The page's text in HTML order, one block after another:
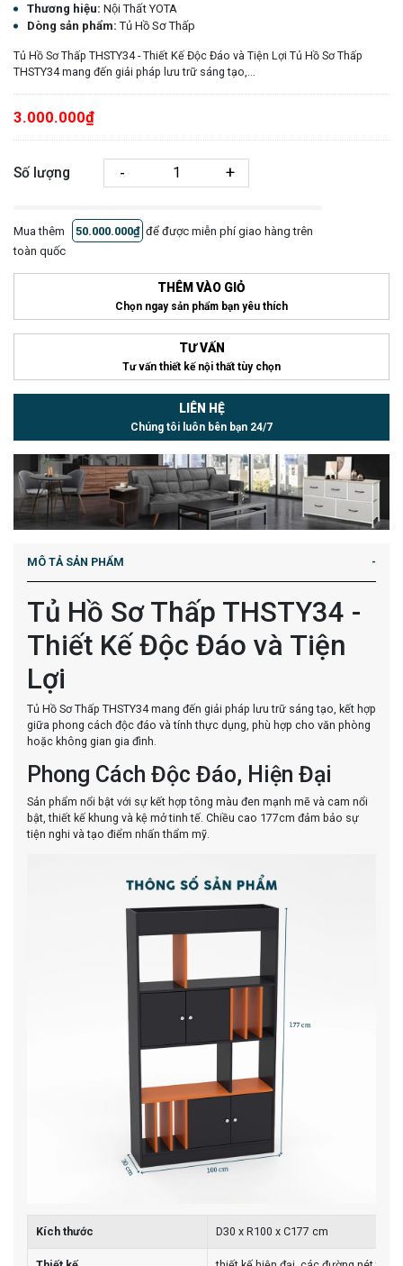
Thương hiệu: Nội Thất YOTA
Dòng sản phẩm:Tủ Hồ Sơ Thấp
Tủ Hồ Sơ Thấp THSTY34 - Thiết Kế Độc Đáo và Tiện Lợi Tủ Hồ Sơ Thấp
THSTY34 mang đến giải pháp lưu trữ sáng tạo,...
3.000.000₫
Số lượng - +
Mua thêm 50.000.000₫ để được miễn phí giao hàng trên
toàn quốc
THÊM VÀO GIỎ
Chọn ngay sản phẩm bạn yêu thích
TƯ VẤN
Tư vấn thiết kế nội thất tùy chọn
LIÊN HỆ
Chúng tôi luôn bên bạn 24/7
MÔ TẢ SẢN PHẨM
Tủ Hồ Sơ Thấp THSTY34 -
Thiết Kế Độc Đáo và Tiện
Lợi
Tủ Hồ Sơ Thấp THSTY34 mang đến giải pháp lưu trữ sáng tạo, kết hợp
giữa phong cách độc đáo và tính thực dụng, phù hợp cho văn phòng
hoặc không gian gia đình.
Phong Cách Độc Đáo, Hiện Đại
Sản phẩm nổi bật với sự kết hợp tông màu đen mạnh mẽ và cam nổi
bật, thiết kế khung và kệ mở tinh tế. Chiều cao 177cm đảm bảo sự
tiện nghi và tạo điểm nhấn thẩm mỹ.
Kích thước D30 x R100 x C177 cm